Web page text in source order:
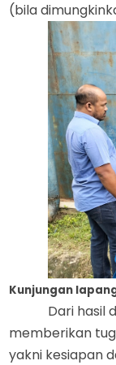
(bila
Kunjungan
Dari hasil
memberikan
yakni kesiapan